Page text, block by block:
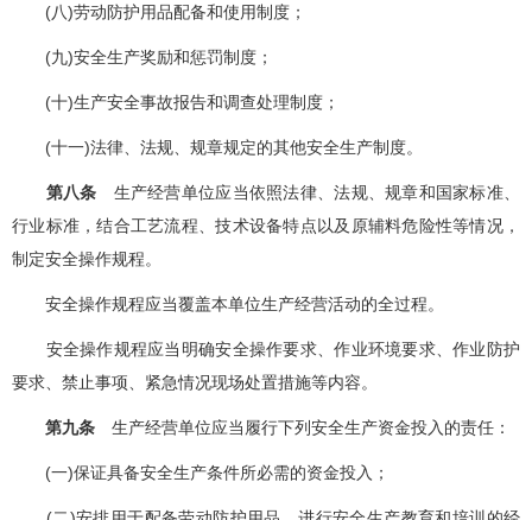
(八)劳动防护用品配备和使用制度；
(九)安全生产奖励和惩罚制度；
(十)生产安全事故报告和调查处理制度；
(十一)法律、法规、规章规定的其他安全生产制度。
第八条 生产经营单位应当依照法律、法规、规章和国家标准、
行业标准，结合工艺流程、技术设备特点以及原辅料危险性等情况，
制定安全操作规程。
安全操作规程应当覆盖本单位生产经营活动的全过程。
安全操作规程应当明确安全操作要求、作业环境要求、作业防护
要求、禁止事项、紧急情况现场处置措施等内容。
第九条 生产经营单位应当履行下列安全生产资金投入的责任：
(一)保证具备安全生产条件所必需的资金投入；